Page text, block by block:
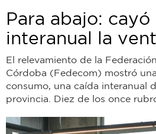
Para abajo: cayó
interanual la
El relevamiento de la
Córdoba (Fedecom) mostró
consumo, una caída interanual
provincia. Diez de los once